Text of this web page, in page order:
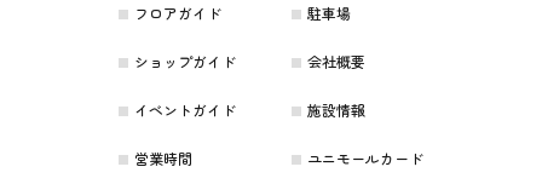
フロアガイド
ユニモールカード
ショップガイド
駐車場
イベントガイド
会社概要
営業時間
施設情報